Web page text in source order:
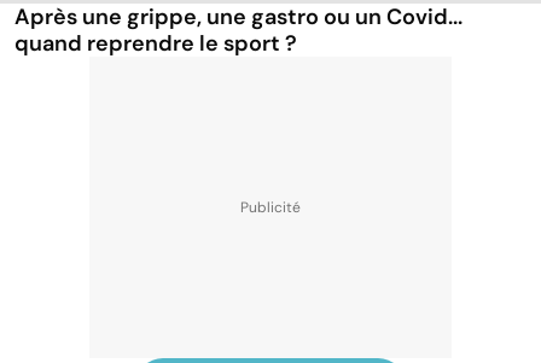
Après une grippe, une gastro ou un Covid...
quand reprendre le sport ?